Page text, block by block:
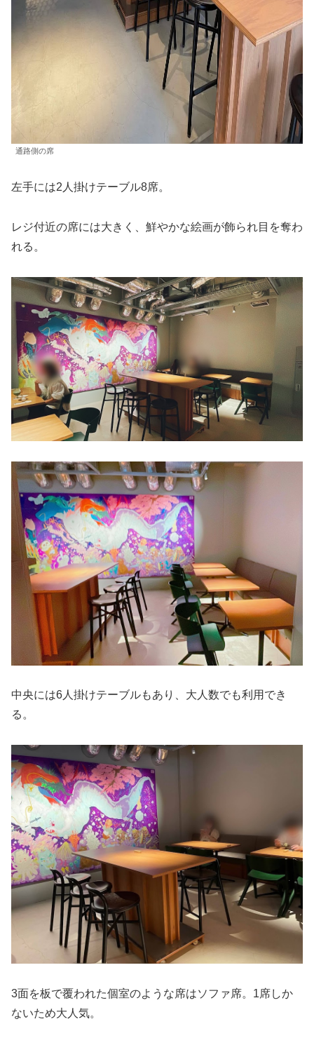
通路側の席
左手には2人掛けテーブル8席。
レジ付近の席には大きく、鮮やかな絵画が飾られ目を奪わ
れる。
中央には6人掛けテーブルもあり、大人数でも利用でき
る。
3面を板で覆われた個室のような席はソファ席。1席しか
ないため大人気。